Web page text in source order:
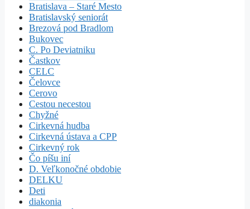
Bratislava – Staré Mesto
Bratislavský seniorát
Brezová pod Bradlom
Bukovec
C. Po Deviatniku
Častkov
CELC
Čelovce
Cerovo
Cestou necestou
Chyžné
Cirkevná hudba
Cirkevná ústava a CPP
Cirkevný rok
Čo píšu iní
D. Veľkonočné obdobie
DELKU
Deti
diakonia